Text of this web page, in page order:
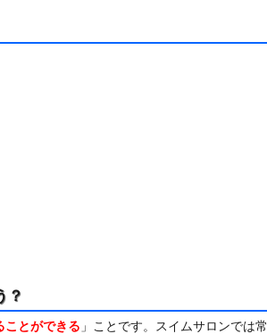
？
ことができる 」ことです。スイムサロンでは